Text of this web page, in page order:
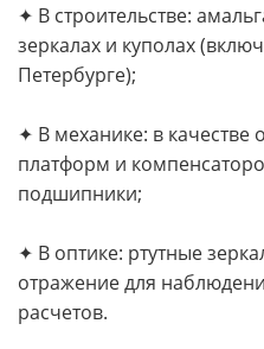
✦ В строительстве:
зеркалах и куполах
Петербурге);
✦ В механике: в
платформ и
подшипники;
✦ В оптике: ртутные
отражение для
расчетов.